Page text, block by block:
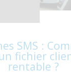
SMS :
fichier
rentable ?